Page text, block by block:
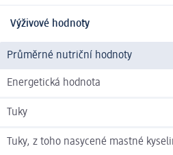
Výživové hodnoty
Průměrné nutriční hodnoty
Energetická hodnota
Tuky
Tuky, z toho nasycené mastné